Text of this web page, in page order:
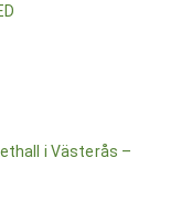
i Västerås –